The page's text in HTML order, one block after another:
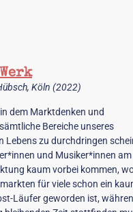
Köln (2022)
dem Marktdenken und
Bereiche unseres
Lebens zu durchdringen
und Musiker*innen am
kaum vorbei kommen,
für viele schon ein
Läufer geworden ist,